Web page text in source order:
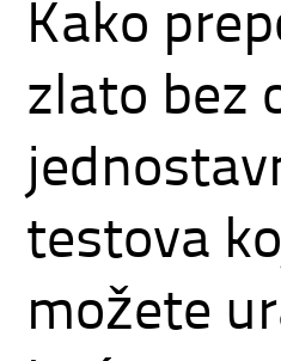
Kako
zlato bez
testova
možete